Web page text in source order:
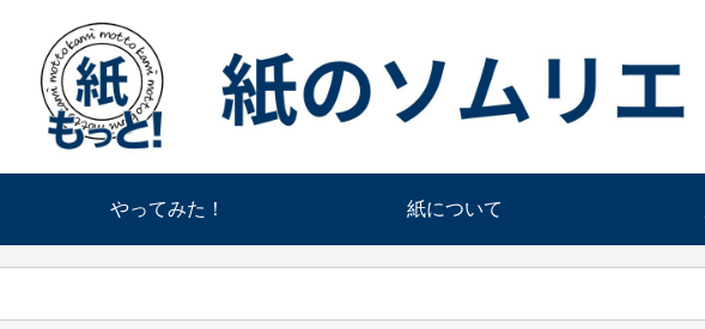
やってみた！ 紙について